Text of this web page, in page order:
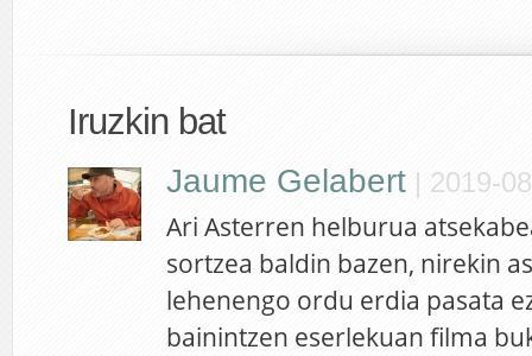
Iruzkin bat
Jaume Gelabert | 2019-
Ari Asterren helburua
sortzea baldin bazen, nirekin
lehenengo ordu erdia pasata
bainintzen eserlekuan filma